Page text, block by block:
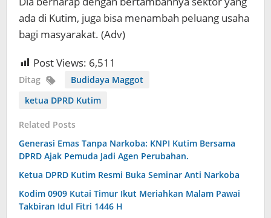
ada di Kutim, juga bisa menambah peluang usaha
bagi masyarakat. (Adv)
Post Views: 6,511
Ditag
Budidaya Maggot
ketua DPRD Kutim
Related Posts
Generasi Emas Tanpa Narkoba: KNPI Kutim Bersama
DPRD Ajak Pemuda Jadi Agen Perubahan.
Ketua DPRD Kutim Resmi Buka Seminar Anti Narkoba
Kodim 0909 Kutai Timur Ikut Meriahkan Malam Pawai
Takbiran Idul Fitri 1446 H